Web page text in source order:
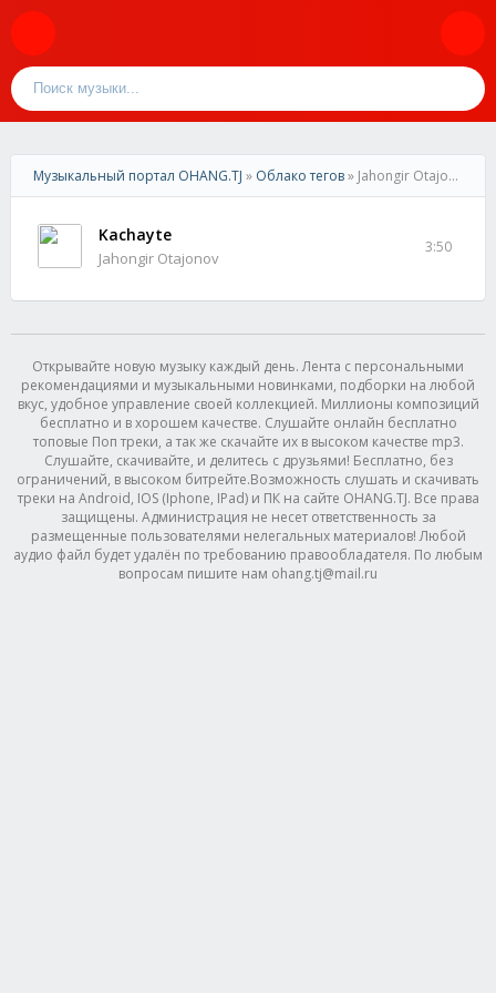
Музыкальный портал OHANG.TJ » Облако тегов» Jahongir Otajonov
Kachayte
Jahongir Otajonov
3:50
Открывайте новую музыку каждый день. Лента с персональными
рекомендациями и музыкальными новинками, подборки на любой
вкус, удобное управление своей коллекцией. Миллионы композиций
бесплатно и в хорошем качестве. Слушайте онлайн бесплатно
топовые Поп треки, а так же скачайте их в высоком качестве mp3.
Слушайте, скачивайте, и делитесь с друзьями! Бесплатно, без
ограничений, в высоком битрейте.Возможность слушать и скачивать
треки на Android, IOS (Iphone, IPad) и ПК на сайте OHANG.TJ. Все права
защищены. Администрация не несет ответственность за
размещенные пользователями нелегальных материалов! Любой
аудио файл будет удалён по требованию правообладателя. По любым
вопросам пишите нам ohang.tj@mail.ru